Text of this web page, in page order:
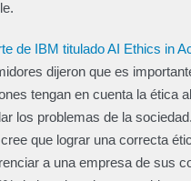
de IBM titulado AI Ethics in
dijeron que es
tengan en cuenta la ética
los problemas de la
que lograr una correcta
a una empresa de sus